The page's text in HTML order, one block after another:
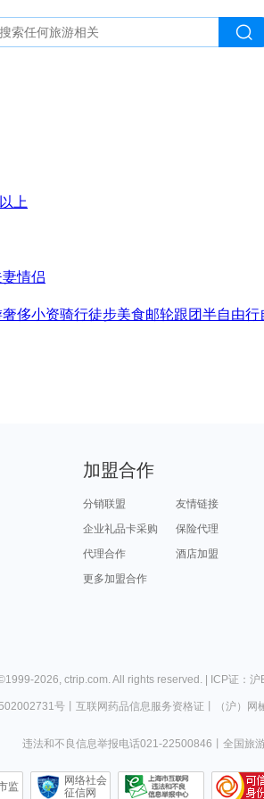
上
妻情侣
奢侈小资骑行徒步美食邮轮跟团半自由行
加盟合作
分销联盟
友情链接
企业礼品卡采购
保险代理
代理合作
酒店加盟
更多加盟合作
1999-2026, ctrip.com. All rights reserved. | ICP证：
号丨 互联网药品信息服务资格证 （沪）
违法和不良信息举报电话021-22500846 全国旅
监
网络社会
征信网